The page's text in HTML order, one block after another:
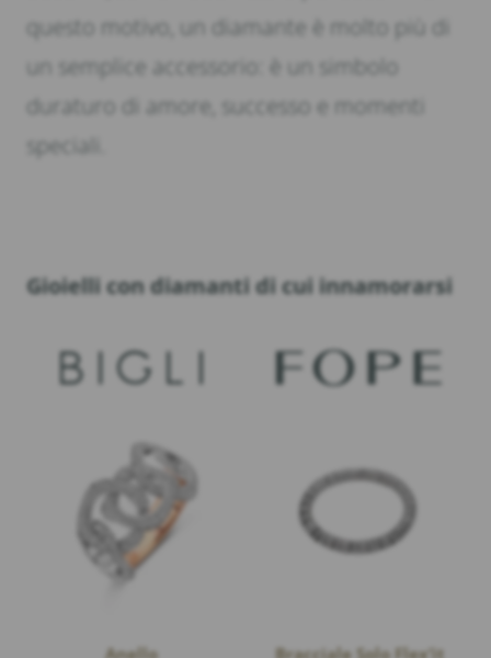
questo motivo, un diamante è molto più di
un semplice accessorio: è un simbolo
duraturo di amore, successo e momenti
speciali.
Gioielli con diamanti di cui innamorarsi